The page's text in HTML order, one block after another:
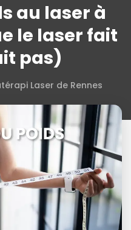
au laser à
le laser fait
pas)
Laser de Rennes